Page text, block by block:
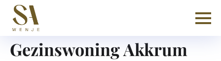
Gezinswoning Akkrum